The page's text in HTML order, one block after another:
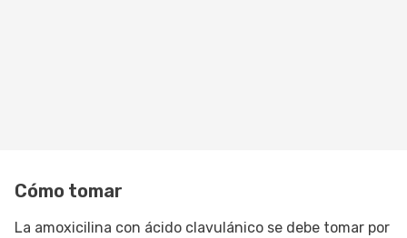
Cómo tomar
La amoxicilina con ácido clavulánico se debe tomar por